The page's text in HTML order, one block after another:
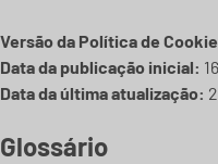
Versão da Política de
Data da publicação inicial:
Data da última atualização:
Glossário